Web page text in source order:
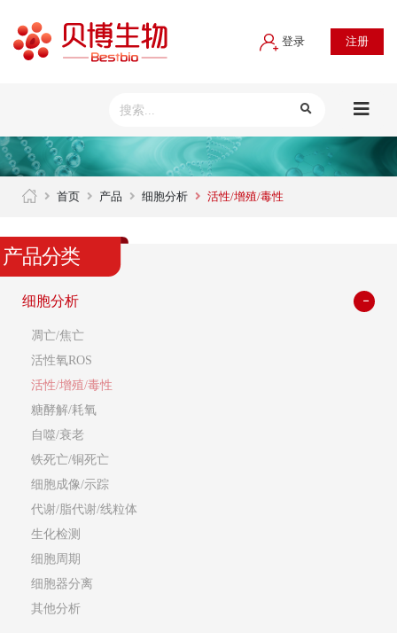
登录 注册
首页 产品 细胞分析 活性/增殖/毒性
产品分类
细胞分析
凋亡/焦亡
活性氧ROS
活性/增殖/毒性
糖酵解/耗氧
自噬/衰老
铁死亡/铜死亡
细胞成像/示踪
代谢/脂代谢/线粒体
生化检测
细胞周期
细胞器分离
其他分析